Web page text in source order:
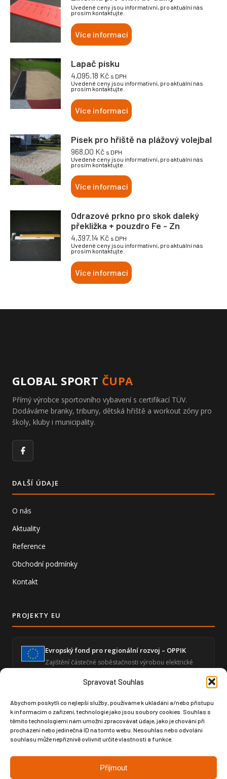
Spravovat Souhlas
Abychom poskytli co nejlepší služby, používáme k ukládání a/nebo přístupu
k informacím o zařízení, technologie jako jsou soubory cookies. Souhlas s
těmito technologiemi nám umožní zpracovávat údaje, jako je chování při
procházení nebo jedinečná ID na tomto webu. Nesouhlas nebo odvolání
souhlasu může nepříznivě ovlivnit určité vlastnosti a funkce.
Přijmout
Uvedené ceny jsou informativní, pro aktuální nás
prosím kontaktujte.
Více informací
Lapač písku
4,095.18 Kč s DPH
Uvedené ceny jsou informativní, pro aktuální nás
prosím kontaktujte.
Více informací
Písek pro hřiště na plážový volejbal
968.00 Kč s DPH
Uvedené ceny jsou informativní, pro aktuální nás
prosím kontaktujte.
Více informací
Odrazové prkno pro skok daleký
překližka + pouzdro Fe - Zn
4,397.14 Kč s DPH
Uvedené ceny jsou informativní, pro aktuální nás
prosím kontaktujte.
Více informací
GLOBAL SPORT ČUPA
Přímý výrobce sportovního vybavení s certifikací TÜV.
Dodáváme branky, tribuny, dětská hřiště a workout zóny pro
školy, kluby i municipality.
Facebook
DALŠÍ ÚDAJE
O nás
Aktuality
Reference
Obchodní podmínky
Kontakt
PROJEKTY EU
Evropský fond pro regionální rozvoj – OPPIK
Zajištění částečné soběstačnosti výrobou elektrické
Zvýšení úrovně digitalizace – GLOBAL SPORT
ČUPA
Posílení digitální infrastruktury prostřednictvím
moderního softwaru pro produktový design a výrobní
dokumentaci.